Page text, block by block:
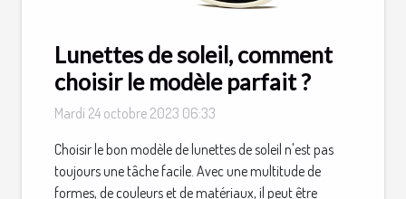
Lunettes de soleil, comment
choisir le modèle parfait ?
Mardi 24 octobre 2023 06:33
Choisir le bon modèle de lunettes de soleil n'est pas
toujours une tâche facile. Avec une multitude de
formes, de couleurs et de matériaux, il peut être